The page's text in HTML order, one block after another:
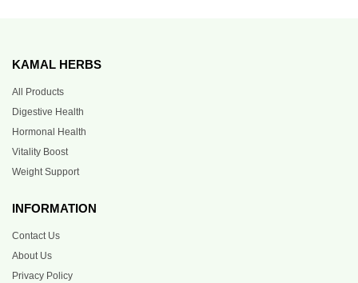
KAMAL HERBS
All Products
Digestive Health
Hormonal Health
Vitality Boost
Weight Support
INFORMATION
Contact Us
About Us
Privacy Policy